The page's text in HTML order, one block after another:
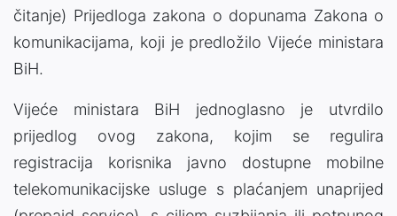
čitanje) Prijedloga zakona o dopunama Zakona o
komunikacijama, koji je predložilo Vijeće ministara
BiH.
Vijeće ministara BiH jednoglasno je utvrdilo
prijedlog ovog zakona, kojim se regulira
registracija korisnika javno dostupne mobilne
telekomunikacijske usluge s plaćanjem unaprijed